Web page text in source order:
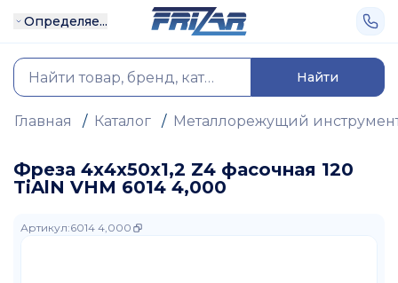
Определяе...
Найти
Главная / Каталог / Металлорежущий
Фреза 4х4х50х1,2 Z4 фасочная 120
TiAlN VHM 6014 4,000
Артикул:6014 4,000